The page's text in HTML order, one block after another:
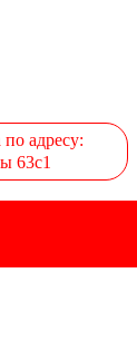
адресу:
63с1